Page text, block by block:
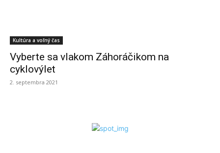
Kultúra a voľný čas
Vyberte sa vlakom Záhoráčikom na
cyklovýlet
2. septembra 2021